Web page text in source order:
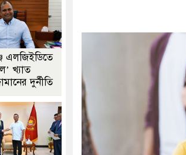
এলজিইডিতে
খ্যাত
দুর্নীতি